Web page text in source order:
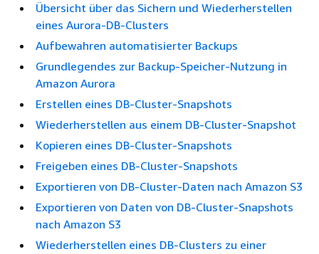
Übersicht über das Sichern und Wiederherstellen
eines Aurora-DB-Clusters
Aufbewahren automatisierter Backups
Grundlegendes zur Backup-Speicher-Nutzung in
Amazon Aurora
Erstellen eines DB-Cluster-Snapshots
Wiederherstellen aus einem DB-Cluster-Snapshot
Kopieren eines DB-Cluster-Snapshots
Freigeben eines DB-Cluster-Snapshots
Exportieren von DB-Cluster-Daten nach Amazon S3
Exportieren von Daten von DB-Cluster-Snapshots
nach Amazon S3
Wiederherstellen eines DB-Clusters zu einer